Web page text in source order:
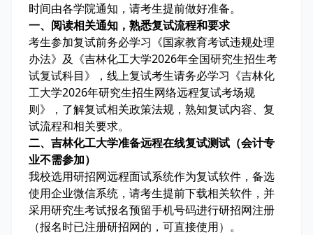
时间由各学院通知，请考生提前做好准备。
一、阅读相关通知，熟悉复试流程和要求
考生参加复试前务必学习《国家教育考试违规处理
办法》及《吉林化工大学2026年全国研究生招生考
试复试科目》，线上复试考生请务必学习《吉林化
工大学2026年研究生招生网络远程复试考场规
则》，了解复试相关政策法规，熟知复试内容、复
试流程和相关要求。
二、吉林化工大学准备远程在线复试测试（会计专
业不需参加）
我校选用研招网远程面试系统作为复试软件，备选
使用企业微信系统，请考生提前下载相关软件，并
采用研究生考试报名预留手机号码进行研招网注册
（报名时已注册研招网的，可直接使用）。